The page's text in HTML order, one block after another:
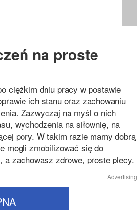
na proste
ciężkim dniu pracy w postawie
ich stanu oraz zachowaniu
Zazwyczaj na myśl o nich
wychodzenia na siłownię, na
pory. W takim razie mamy dobrą
mogli zmobilizować się do
zachowasz zdrowe, proste plecy.
Advertising